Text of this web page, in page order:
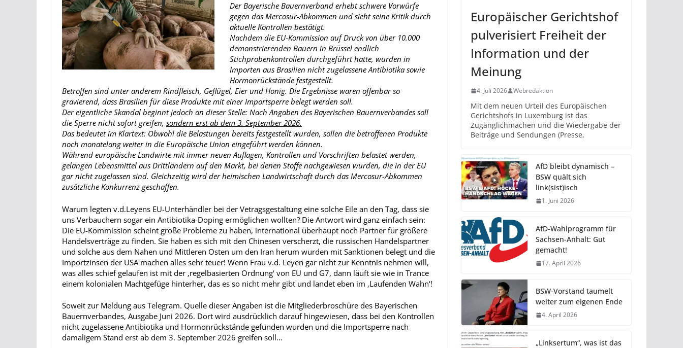
Der Bayerische Bauernverband erhebt schwere Vorwürfe
gegen das Mercosur-Abkommen und sieht seine Kritik durch
aktuelle Kontrollen bestätigt.
Nachdem die EU-Kommission auf Druck von über 10.000
demonstrierenden Bauern in Brüssel endlich
Stichprobenkontrollen durchgeführt hatte, wurden in
Importen aus Brasilien nicht zugelassene Antibiotika sowie
Hormonrückstände festgestellt.
Betroffen sind unter anderem Rindfleisch, Geflügel, Eier und Honig. Die Ergebnisse waren offenbar so
gravierend, dass Brasilien für diese Produkte mit einer Importsperre belegt werden soll.
Der eigentliche Skandal beginnt jedoch an dieser Stelle: Nach Angaben des Bayerischen Bauernverbandes soll
die Sperre nicht sofort greifen, sondern erst ab dem 3. September 2026.
Das bedeutet im Klartext: Obwohl die Belastungen bereits festgestellt wurden, sollen die betroffenen Produkte
noch monatelang weiter in die Europäische Union eingeführt werden können.
Während europäische Landwirte mit immer neuen Auflagen, Kontrollen und Vorschriften belastet werden,
gelangen Lebensmittel aus Drittländern auf den Markt, bei denen Stoffe nachgewiesen wurden, die in der EU
gar nicht zugelassen sind. Gleichzeitig wird der heimischen Landwirtschaft durch das Mercosur-Abkommen
zusätzliche Konkurrenz geschaffen.
Warum legten v.d.Leyens EU-Unterhändler bei der Vetragsgestaltung eine solche Eile an den Tag, dass sie
uns Verbauchern sogar ein Antibiotika-Doping ermöglichen wollten? Die Antwort wird ganz einfach sein:
Die EU-Kommission scheint große Probleme zu haben, international überhaupt noch Partner für größere
Handelsverträge zu finden. Sie haben es sich mit den Chinesen verscherzt, die russischen Handelspartner
und solche aus dem Nahen und Mittleren Osten um den Iran herum wurden mit Sanktionen belegt und die
Importzinsen der USA machen alles sehr teuer! Wenn Frau v.d. Leyen gar nicht zur Kenntnis nehmen will,
was alles schief gelaufen ist mit der ‚regelbasierten Ordnung‘ von EU und G7, dann läuft sie wie in Trance
einem kolonialen Machtgefüge hinterher, das es so nicht mehr gibt und landet eben im ‚Laufenden Wahn‘!
Soweit zur Meldung aus Telegram. Quelle dieser Angaben ist die Mitgliederbroschüre des Bayerischen
Bauernverbandes, Ausgabe Juni 2026. Dort wird ausdrücklich darauf hingewiesen, dass bei den Kontrollen
nicht zugelassene Antibiotika und Hormonrückstände gefunden wurden und die Importsperre nach
damaligem Stand erst ab dem 3. September 2026 greifen soll…
Europäischer Gerichtshof
pulverisiert Freiheit der
Information und der
Meinung
4. Juli 2026 Webredaktion
Mit dem neuen Urteil des Europäischen
Gerichtshofs in Luxemburg ist das
Zugänglichmachen und die Wiedergabe der
Beiträge und Sendungen (Presse,
AfD bleibt dynamisch –
BSW quält sich
link(sist)isch
1. Juni 2026
AfD-Wahlprogramm für
Sachsen-Anhalt: Gut
gemacht!
17. April 2026
BSW-Vorstand taumelt
weiter zum eigenen Ende
4. April 2026
„Linksertum“, was ist das